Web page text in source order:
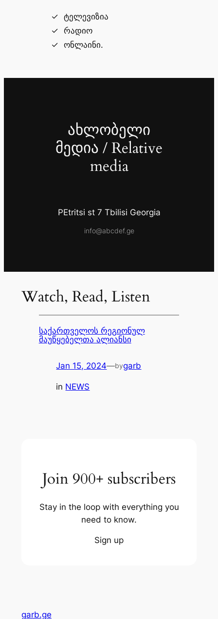
ტელევიზია
რადიო
ონლაინი.
ახლობელი
მედია / Relative
media
PEtritsi st 7 Tbilisi Georgia
info@abcdef.ge
Watch, Read, Listen
საქართველოს რეგიონულ
მაუწყებელთა ალიანსი
Jan 15, 2024—bygarb
in NEWS
Join 900+ subscribers
Stay in the loop with everything you
need to know.
Sign up
garb.ge